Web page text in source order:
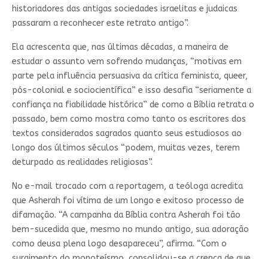
historiadores das antigas sociedades israelitas e judaicas
passaram a reconhecer este retrato antigo”.
Ela acrescenta que, nas últimas décadas, a maneira de
estudar o assunto vem sofrendo mudanças, “motivas em
parte pela influência persuasiva da crítica feminista, queer,
pós-colonial e sociocientífica” e isso desafia “seriamente a
confiança na fiabilidade histórica” de como a Bíblia retrata o
passado, bem como mostra como tanto os escritores dos
textos considerados sagrados quanto seus estudiosos ao
longo dos últimos séculos “podem, muitas vezes, terem
deturpado as realidades religiosas”.
No e-mail trocado com a reportagem, a teóloga acredita
que Asherah foi vítima de um longo e exitoso processo de
difamação. “A campanha da Bíblia contra Asherah foi tão
bem-sucedida que, mesmo no mundo antigo, sua adoração
como deusa plena logo desapareceu”, afirma. “Com o